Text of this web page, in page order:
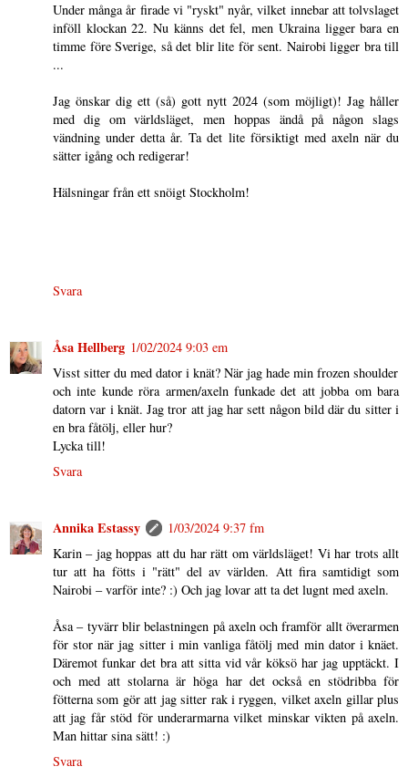
Under många år firade vi "ryskt" nyår, vilket innebar att tolvslaget
inföll klockan 22. Nu känns det fel, men Ukraina ligger bara en
timme före Sverige, så det blir lite för sent. Nairobi ligger bra till
...
Jag önskar dig ett (så) gott nytt 2024 (som möjligt)! Jag håller
med dig om världsläget, men hoppas ändå på någon slags
vändning under detta år. Ta det lite försiktigt med axeln när du
sätter igång och redigerar!
Hälsningar från ett snöigt Stockholm!
Svara
Åsa Hellberg 1/02/2024 9:03 em
Visst sitter du med dator i knät? När jag hade min frozen shoulder
och inte kunde röra armen/axeln funkade det att jobba om bara
datorn var i knät. Jag tror att jag har sett någon bild där du sitter i
en bra fåtölj, eller hur?
Lycka till!
Svara
Annika Estassy
1/03/2024 9:37 fm
Karin – jag hoppas att du har rätt om världsläget! Vi har trots allt
tur att ha fötts i "rätt" del av världen. Att fira samtidigt som
Nairobi – varför inte? :) Och jag lovar att ta det lugnt med axeln.
Åsa – tyvärr blir belastningen på axeln och framför allt överarmen
för stor när jag sitter i min vanliga fåtölj med min dator i knäet.
Däremot funkar det bra att sitta vid vår köksö har jag upptäckt. I
och med att stolarna är höga har det också en stödribba för
fötterna som gör att jag sitter rak i ryggen, vilket axeln gillar plus
att jag får stöd för underarmarna vilket minskar vikten på axeln.
Man hittar sina sätt! :)
Svara